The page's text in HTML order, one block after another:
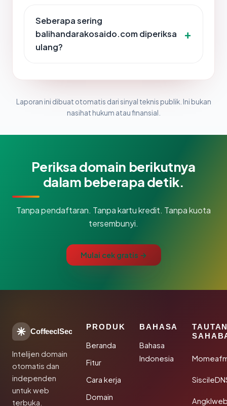
Seberapa sering
balihandarakosaido.com diperiksa
ulang?
Laporan ini dibuat otomatis dari sinyal teknis publik. Ini bukan
nasihat hukum atau finansial.
Periksa domain berikutnya
dalam beberapa detik.
Tanpa pendaftaran. Tanpa kartu kredit. Tanpa kuota
tersembunyi.
Mulai cek gratis →
CoffeeclSec
Intelijen domain
otomatis dan
independen
untuk web
terbuka.
PRODUK
Beranda
Fitur
Cara kerja
Domain
BAHASA
Bahasa
Indonesia